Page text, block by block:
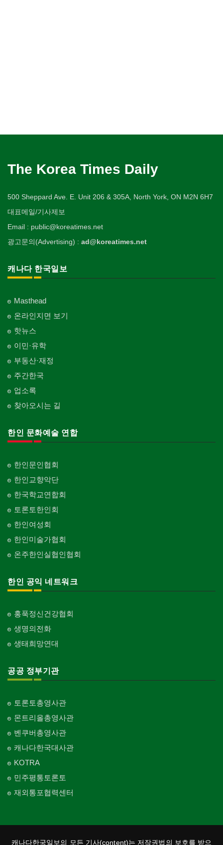
The Korea Times Daily
500 Sheppard Ave. E. Unit 206 & 305A, North York, ON M2N 6H7
대표메일/기사제보
Email : public@koreatimes.net
광고문의(Advertising) : ad@koreatimes.net
캐나다 한국일보
Masthead
온라인지면 보기
핫뉴스
이민·유학
부동산·재정
주간한국
업소록
찾아오시는 길
한인 문화예술 연합
한인문인협회
한인교향악단
한국학교연합회
토론토한인회
한인여성회
한인미술가협회
온주한인실협인협회
한인 공익 네트워크
홍푹정신건강협회
생명의전화
생태희망연대
공공 정부기관
토론토총영사관
몬트리올총영사관
벤쿠버총영사관
캐나다한국대사관
KOTRA
민주평통토론토
재외통포협력센터
캐나다한국일보의 모든 기사(content)는 저작권법의 보호를 받으